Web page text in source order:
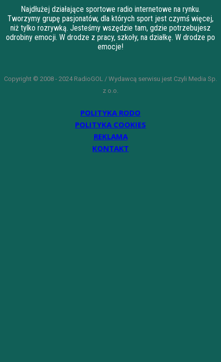
Najdłużej działające sportowe radio internetowe na rynku.
Tworzymy grupę pasjonatów, dla których sport jest czymś więcej,
niż tylko rozrywką. Jesteśmy wszędzie tam, gdzie potrzebujesz
odrobiny emocji. W drodze z pracy, szkoły, na działkę. W drodze po
emocje!
Copyright © 2008 - 2024 RadioGOL / Wydawcą serwisu jest Czyli Media Sp.
z o.o.
POLITYKA RODO
POLITYKA COOKIES
REKLAMA
KONTAKT